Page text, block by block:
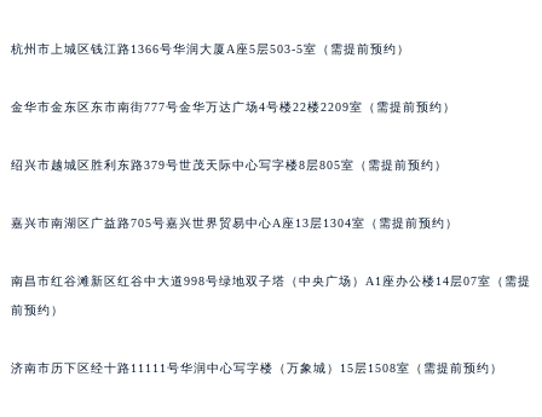
杭州市上城区钱江路1366号华润大厦A座5层503-5室（需提前预约）
金华市金东区东市南街777号金华万达广场4号楼22楼2209室（需提前预约）
绍兴市越城区胜利东路379号世茂天际中心写字楼8层805室（需提前预约）
嘉兴市南湖区广益路705号嘉兴世界贸易中心A座13层1304室（需提前预约）
南昌市红谷滩新区红谷中大道998号绿地双子塔（中央广场）A1座办公楼14层07室（需提
前预约）
济南市历下区经十路11111号华润中心写字楼（万象城）15层1508室（需提前预约）